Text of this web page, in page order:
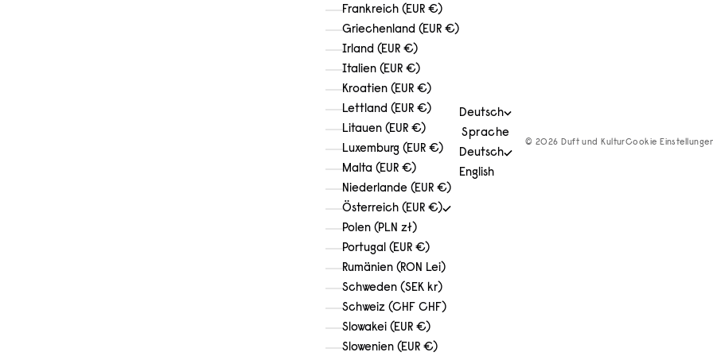
Frankreich (EUR €)
Griechenland (EUR €)
Irland (EUR €)
Italien (EUR €)
Kroatien (EUR €)
Lettland (EUR €)
Litauen (EUR €)
Luxemburg (EUR €)
Malta (EUR €)
Niederlande (EUR €)
Österreich (EUR €)
Polen (PLN zł)
Portugal (EUR €)
Rumänien (RON Lei)
Schweden (SEK kr)
Schweiz (CHF CHF)
Slowakei (EUR €)
Slowenien (EUR €)
Deutsch
Sprache
Deutsch
English
© 2026 Duft und KulturCookie